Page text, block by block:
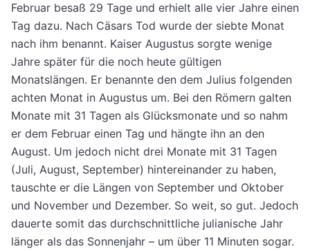
Februar besaß 29 Tage und erhielt alle vier Jahre einen
Tag dazu. Nach Cäsars Tod wurde der siebte Monat
nach ihm benannt. Kaiser Augustus sorgte wenige
Jahre später für die noch heute gültigen
Monatslängen. Er benannte den dem Julius folgenden
achten Monat in Augustus um. Bei den Römern galten
Monate mit 31 Tagen als Glücksmonate und so nahm
er dem Februar einen Tag und hängte ihn an den
August. Um jedoch nicht drei Monate mit 31 Tagen
(Juli, August, September) hintereinander zu haben,
tauschte er die Längen von September und Oktober
und November und Dezember. So weit, so gut. Jedoch
dauerte somit das durchschnittliche julianische Jahr
länger als das Sonnenjahr – um über 11 Minuten sogar.